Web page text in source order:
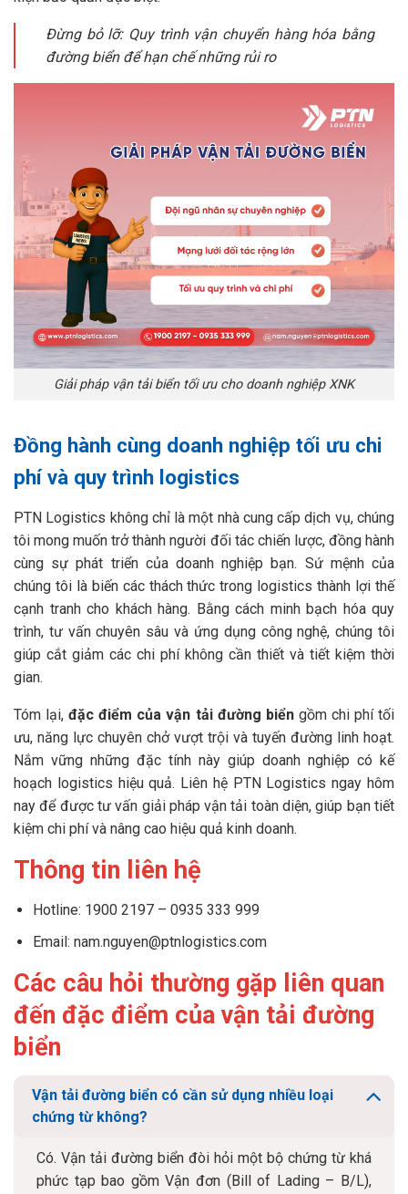
Đừng bỏ lỡ: Quy trình vận chuyển hàng hóa bằng
đường biển để hạn chế những rủi ro
Giải pháp vận tải biển tối ưu cho doanh nghiệp XNK
Đồng hành cùng doanh nghiệp tối ưu chi
phí và quy trình logistics
PTN Logistics không chỉ là một nhà cung cấp dịch vụ, chúng
tôi mong muốn trở thành người đối tác chiến lược, đồng hành
cùng sự phát triển của doanh nghiệp bạn. Sứ mệnh của
chúng tôi là biến các thách thức trong logistics thành lợi thế
cạnh tranh cho khách hàng. Bằng cách minh bạch hóa quy
trình, tư vấn chuyên sâu và ứng dụng công nghệ, chúng tôi
giúp cắt giảm các chi phí không cần thiết và tiết kiệm thời
gian.
Tóm lại,đặc điểm của vận tải đường biểngồm chi phí tối
ưu, năng lực chuyên chở vượt trội và tuyến đường linh hoạt.
Nắm vững những đặc tính này giúp doanh nghiệp có kế
hoạch logistics hiệu quả. Liên hệ PTN Logistics ngay hôm
nay để được tư vấn giải pháp vận tải toàn diện, giúp bạn tiết
kiệm chi phí và nâng cao hiệu quả kinh doanh.
Thông tin liên hệ
Hotline: 1900 2197 – 0935 333 999
Email: nam.nguyen@ptnlogistics.com
Các câu hỏi thường gặp liên quan
đến đặc điểm của vận tải đường
biển
Vận tải đường biển có cần sử dụng nhiều loại
chứng từ không?
Có. Vận tải đường biển đòi hỏi một bộ chứng từ khá
phức tạp bao gồm Vận đơn (Bill of Lading – B/L),